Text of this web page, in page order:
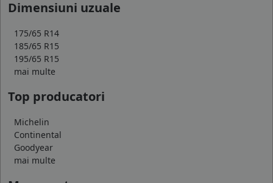
Dimensiuni uzuale
175/65 R14
185/65 R15
195/65 R15
mai multe
Top producatori
Michelin
Continental
Goodyear
mai multe